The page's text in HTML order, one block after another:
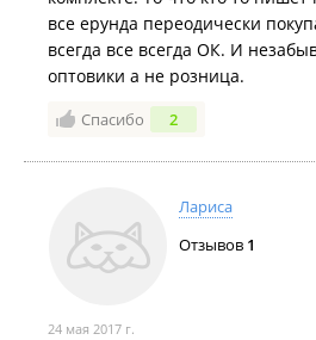
все ерунда переодически
всегда все всегда ОК. И
оптовики а не розница.
Спасибо 2
Лариса
Отзывов 1
24 мая 2017 г.